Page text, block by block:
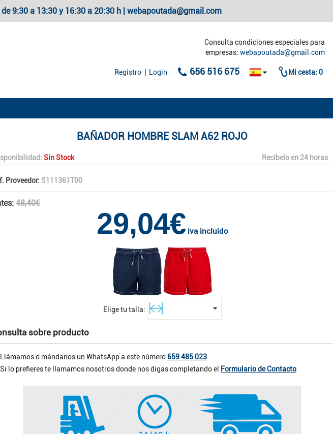
9:30 a 13:30 y 16:30 a 20:30 h | webapoutada@gmail.com
Consulta condiciones especiales para
empresas: webapoutada@gmail.com
Registro Login 656 516 675 Mi cesta: 0
BAÑADOR HOMBRE SLAM A62 ROJO
Sin Stock Recíbelo en 24 horas
Proveedor: S111361T00
48,40€
29,04€ iva incluido
Elige tu talla:
sobre producto
Llámamos o mándanos un WhatsApp a este número 659 485 023
Si lo prefieres te llamamos nosotros donde nos digas completando el
Formulario de Contacto